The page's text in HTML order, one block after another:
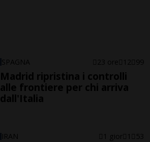
SPAGNA 23 ore 12 99
Madrid ripristina i controlli
alle frontiere per chi arriva
dall'Italia
IRAN 1 gior 1 53